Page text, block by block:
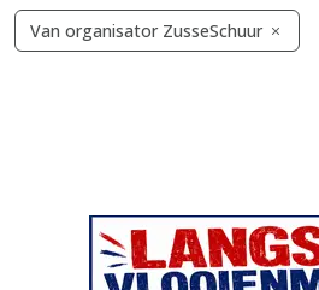
Van organisator ZusseSchuur